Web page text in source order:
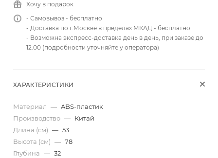
Хочу в подарок
- Самовывоз - бесплатно
- Доставка по г.Москве в пределах МКАД - бесплатно
- Возможна экспресс-доставка день в день, при заказе до
12.00 (подробности уточняйте у оператора)
ХАРАКТЕРИСТИКИ
Материал — ABS-пластик
Производство — Китай
Длина (см) — 53
Высота (см) — 78
Глубина — 32